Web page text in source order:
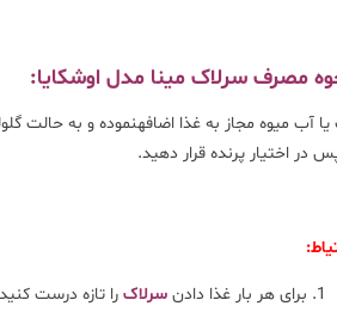
مصرف سرلاک مینا مدل اوشکایا:
آب میوه مجاز به غذا اضافهنموده و به حالت
در اختیار پرنده قرار دهید.
برای هر بار غذا دادنسرلاک را تازه درست